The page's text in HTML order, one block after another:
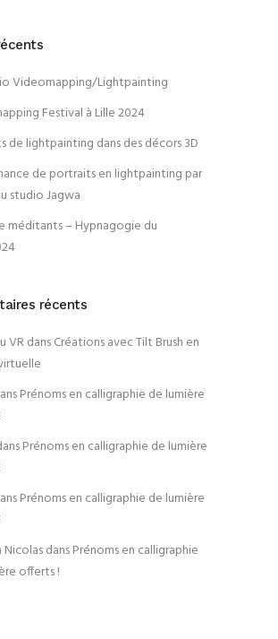
Videomapping/Lightpainting
Festival à Lille 2024
de lightpainting dans des décors 3D
de portraits en lightpainting par
studio Jagwa
méditants – Hypnagogie du
récents
VRdansCréations avec Tilt Brush en
Prénoms en calligraphie de lumière
Prénoms en calligraphie de lumière
Prénoms en calligraphie de lumière
NicolasdansPrénoms en calligraphie
offerts !